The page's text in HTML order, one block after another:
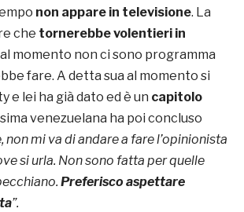
non appare in televisione. La
che tornerebbe volentieri in
al momento non ci sono programma
fare. A detta sua al momento si
e lei ha già dato ed è un capitolo
venezuelana ha poi concluso
non mi va di andare a fare l’opinionista
si urla. Non sono fatta per quelle
Preferisco aspettare
”.